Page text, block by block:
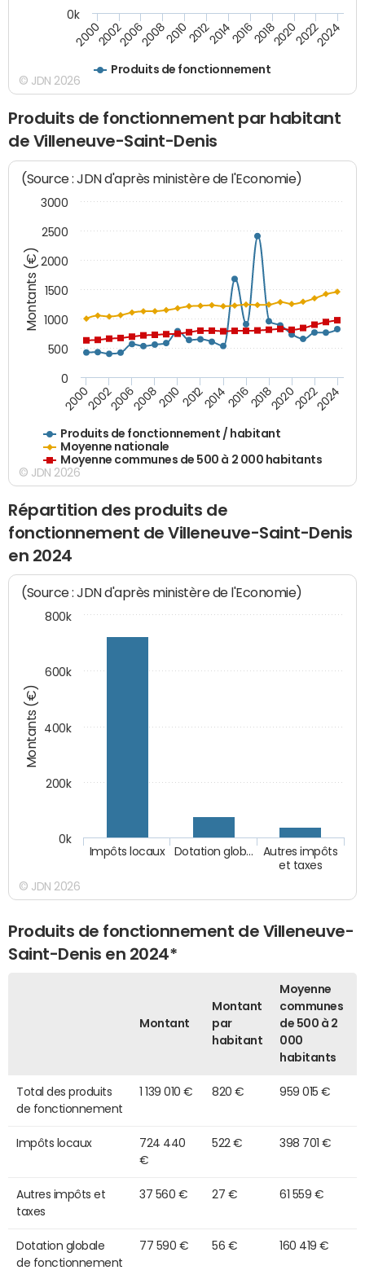
Produits de fonctionnement
200020022006200820102012201420162018202020222024
0k
© JDN 2026
Produits de fonctionnement par habitant
de Villeneuve-Saint-Denis
Montants (€)
(Source : JDN d'après ministère de l'Economie)
Produits de fonctionnement / habitant
Moyenne nationale
Moyenne communes de 500 à 2 000 habitants
200020022006200820102012201420162018202020222024
0
500
1000
1500
2000
2500
3000
© JDN 2026
Répartition des produits de
fonctionnement de Villeneuve-Saint-Denis
en 2024
Montants (€)
(Source : JDN d'après ministère de l'Economie)
Autres impôts
et taxes
Dotation glob…
Impôts locaux
0k
200k
400k
600k
800k
© JDN 2026
Produits de fonctionnement de Villeneuve-
Saint-Denis en 2024*
Montant
Montant
par
habitant
Moyenne
communes
de 500 à 2
000
habitants
Total des produits
de fonctionnement
1 139 010 € 820 € 959 015 €
Impôts locaux
724 440
€
522 € 398 701 €
Autres impôts et
taxes
37 560 € 27 € 61 559 €
Dotation globale
de fonctionnement
77 590 € 56 € 160 419 €